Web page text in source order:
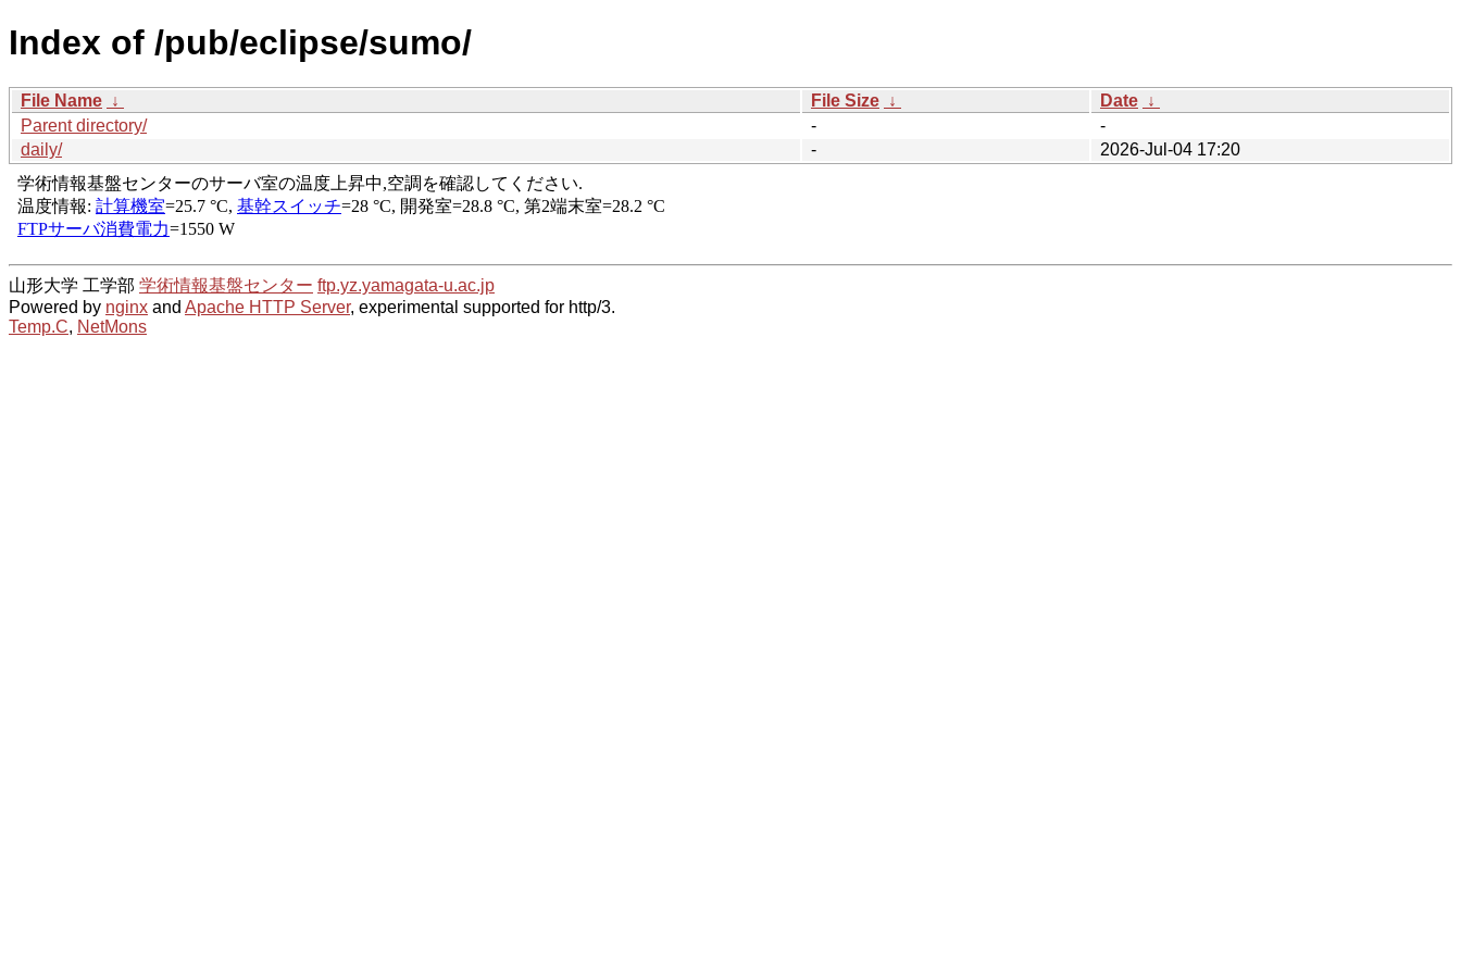
Index of /pub/eclipse/sumo/
File Name ↓ File Size ↓ Date ↓
Parent directory/
-
-
daily/
- 2026-Jul-04 17:20
山形大学 工学部 学術情報基盤センター ftp.yz.yamagata-u.ac.jp
Powered by nginx and Apache HTTP Server, experimental supported for http/3.
Temp.C, NetMons